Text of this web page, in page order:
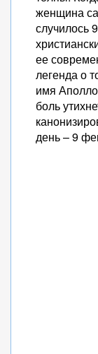
женщина
случилось
ее
легенда о
имя
боль
день – 9